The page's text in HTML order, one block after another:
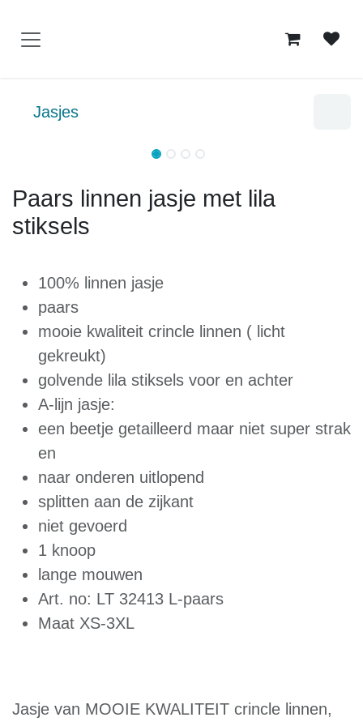
Jasjes
Paars linnen jasje met lila stiksels
paars
mooie kwaliteit crincle linnen ( licht
gekreukt)
golvende lila stiksels voor en achter
A-lijn jasje:
een beetje getailleerd maar niet super strak
en
naar onderen uitlopend
splitten aan de zijkant
niet gevoerd
1 knoop
lange mouwen
Art. no: LT 32413 L-paars
Maat XS-3XL
licht gekreukt linnen, met golvende lila stiksels.